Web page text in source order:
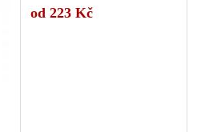
od 223 Kč